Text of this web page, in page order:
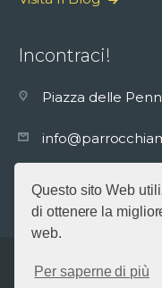
Questo sito Web
di ottenere la
web.
Per saperne di più
Incontraci!
Piazza delle
Parrocchia S.